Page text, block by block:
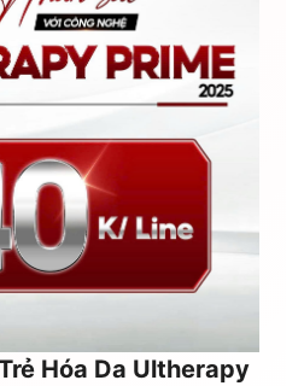
Hóa Da Ultherapy